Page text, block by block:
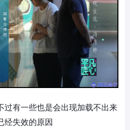
过有一些也是会出现加载不出来
经失效的原因